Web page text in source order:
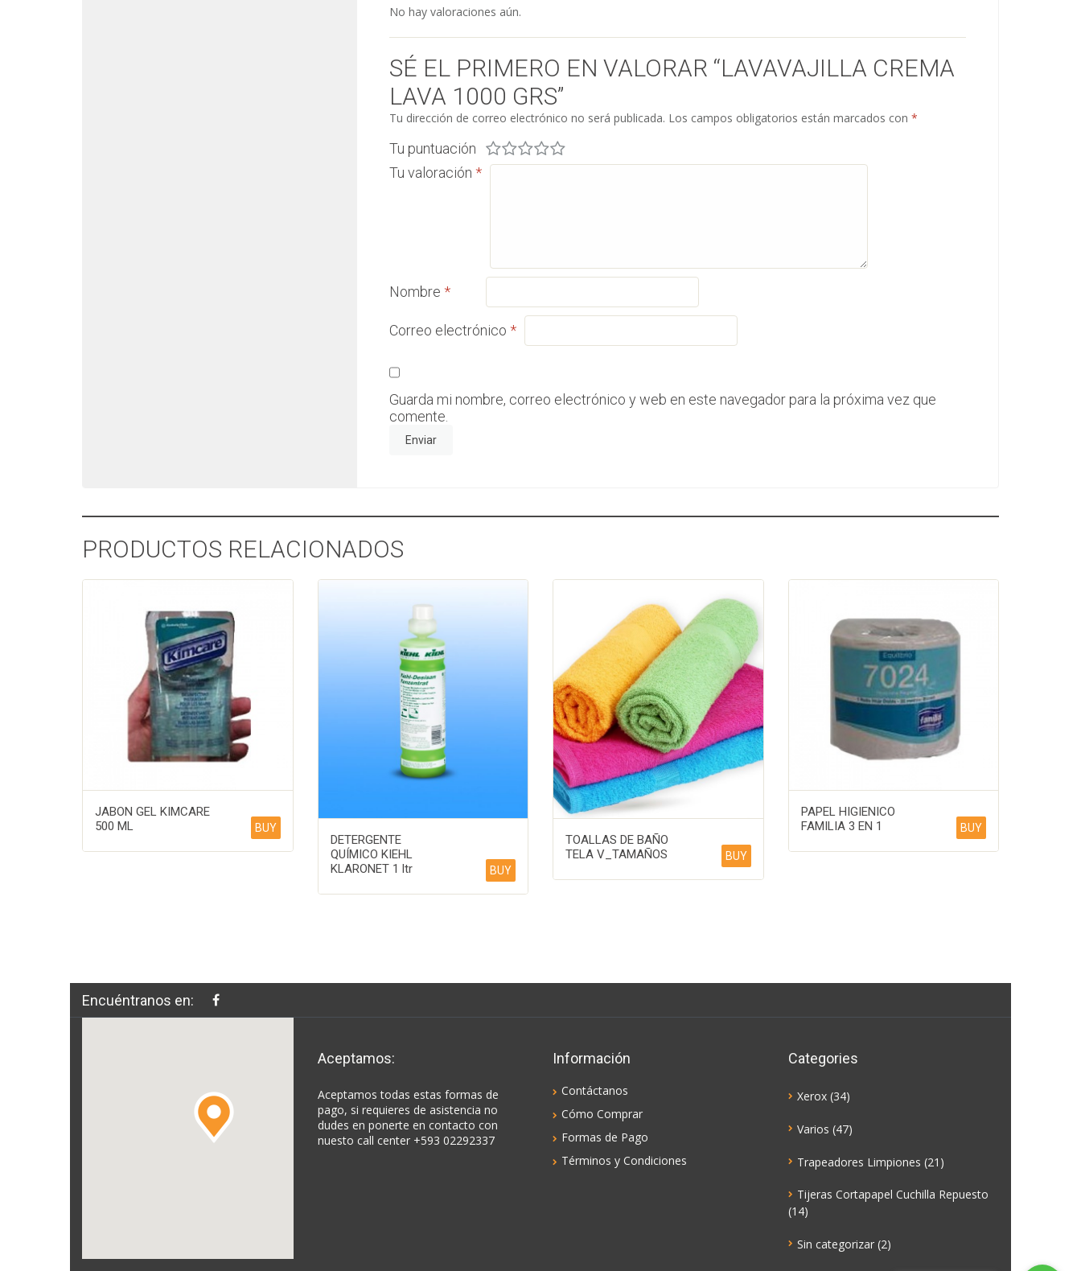
No hay valoraciones aún.
SÉ EL PRIMERO EN VALORAR “LAVAVAJILLA CREMA
LAVA 1000 GRS”
Tu dirección de correo electrónico no será publicada. Los campos obligatorios están marcados con*
Tu puntuación
Tu valoración*
Nombre*
Correo electrónico*
Guarda mi nombre, correo electrónico y web en este navegador para la próxima vez que
comente.
PRODUCTOS RELACIONADOS
JABON GEL KIMCARE
500 ML
BUY
DETERGENTE
QUÍMICO KIEHL
KLARONET 1 ltr
BUY
TOALLAS DE BAÑO
TELA V_TAMAÑOS
BUY
PAPEL HIGIENICO
FAMILIA 3 EN 1
BUY
Encuéntranos en:
Aceptamos:
Aceptamos todas estas formas de
pago, si requieres de asistencia no
dudes en ponerte en contacto con
nuesto call center +593 02292337
Información
Contáctanos
Cómo Comprar
Formas de Pago
Términos y Condiciones
Categories
Xerox (34)
Varios (47)
Trapeadores Limpiones (21)
Tijeras Cortapapel Cuchilla Repuesto
(14)
Sin categorizar (2)